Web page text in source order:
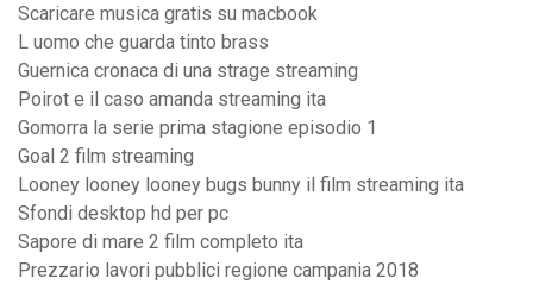
Scaricare musica gratis su macbook
L uomo che guarda tinto brass
Guernica cronaca di una strage streaming
Poirot e il caso amanda streaming ita
Gomorra la serie prima stagione episodio 1
Goal 2 film streaming
Looney looney looney bugs bunny il film streaming ita
Sfondi desktop hd per pc
Sapore di mare 2 film completo ita
Prezzario lavori pubblici regione campania 2018